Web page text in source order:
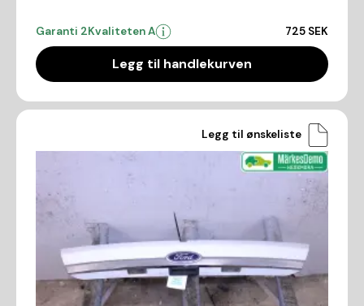
Garanti 2Kvaliteten A 725 SEK
Legg til handlekurven
Legg til ønskeliste